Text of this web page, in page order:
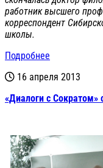
работник высшего
корреспондент
школы.
Подробнее
16 апреля 2013
«Диалоги с Сократом»